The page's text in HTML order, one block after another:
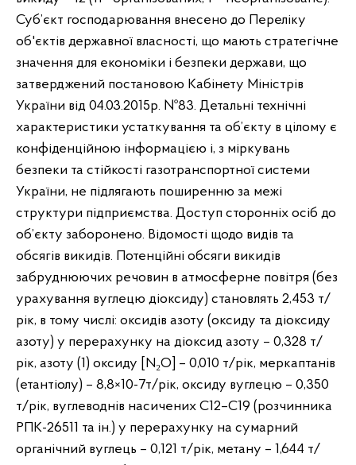
Суб’єкт господарювання внесено до Переліку
об'єктів державної власності, що мають стратегічне
значення для економіки і безпеки держави, що
затверджений постановою Кабінету Міністрів
України від 04.03.2015р. №83. Детальні технічні
характеристики устаткування та об’єкту в цілому є
конфіденційною інформацією і, з міркувань
безпеки та стійкості газотранспортної системи
України, не підлягають поширенню за межі
структури підприємства. Доступ сторонніх осіб до
об’єкту заборонено. Відомості щодо видів та
обсягів викидів. Потенційні обсяги викидів
забруднюючих речовин в атмосферне повітря (без
урахування вуглецю діоксиду) становлять 2,453 т/
рік, в тому числі: оксидів азоту (оксиду та діоксиду
азоту) у перерахунку на діоксид азоту – 0,328 т/
рік, азоту (1) оксиду [N₂O] – 0,010 т/рік, меркаптанів
(етантіолу) – 8,8×10-7т/рік, оксиду вуглецю – 0,350
т/рік, вуглеводнів насичених C12–C19 (розчинника
РПК-26511 та ін.) у перерахунку на сумарний
органічний вуглець – 0,121 т/рік, метану – 1,644 т/